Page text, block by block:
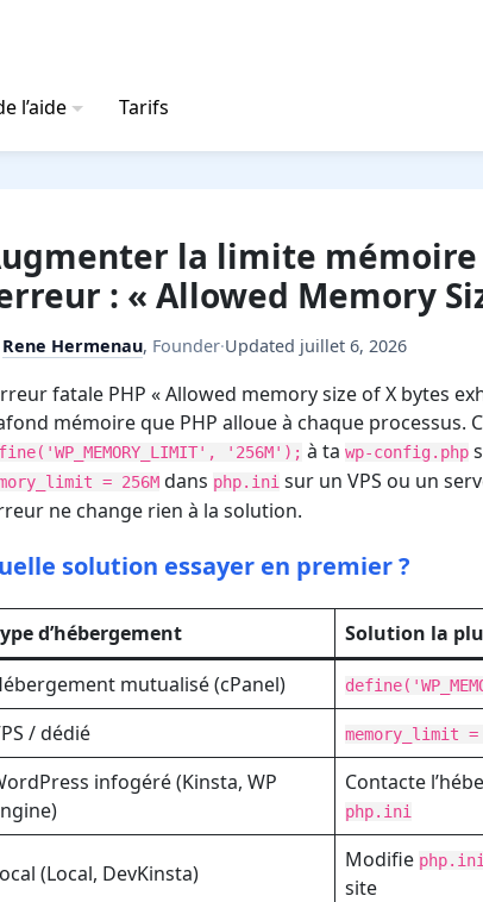
l’aide Tarifs
la limite mémoire
: « Allowed Memory
Rene Hermenau, Founder·Updated juillet 6, 2026
fatale PHP « Allowed memory size of X bytes
mémoire que PHP alloue à chaque processus.
'256M'); à tawp-config.php
= 256M dans php.ini sur un VPS ou un
ne change rien à la solution.
solution essayer en premier ?
d’hébergement Solution la
mutualisé (cPanel)
/ dédié memory_limit =
infogéré (Kinsta, WP
Contacte
php.ini
(Local, DevKinsta)
Modifie php.ini
site